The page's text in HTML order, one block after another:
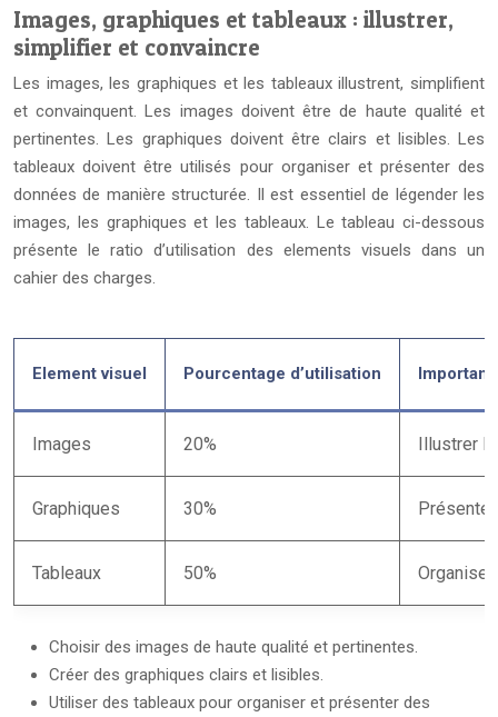
Images, graphiques et tableaux : illustrer,
simplifier et convaincre
Les images, les graphiques et les tableaux illustrent, simplifient
et convainquent. Les images doivent être de haute qualité et
pertinentes. Les graphiques doivent être clairs et lisibles. Les
tableaux doivent être utilisés pour organiser et présenter des
données de manière structurée. Il est essentiel de légender les
images, les graphiques et les tableaux. Le tableau ci-dessous
présente le ratio d’utilisation des elements visuels dans un
cahier des charges.
Element visuel Pourcentage d’utilisation
Images 20% Illustrer
Graphiques 30%
Tableaux 50%
Choisir des images de haute qualité et pertinentes.
Créer des graphiques clairs et lisibles.
Utiliser des tableaux pour organiser et présenter des